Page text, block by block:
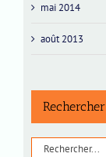
mai 2014
août 2013
Rechercher
Rechercher: